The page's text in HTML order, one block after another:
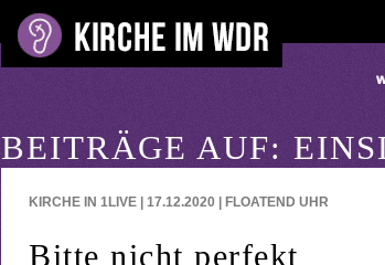
BEITRÄGE AUF:
KIRCHE IN 1LIVE | 17.12.2020 | FLOATEND UHR
Bitte nicht perfekt